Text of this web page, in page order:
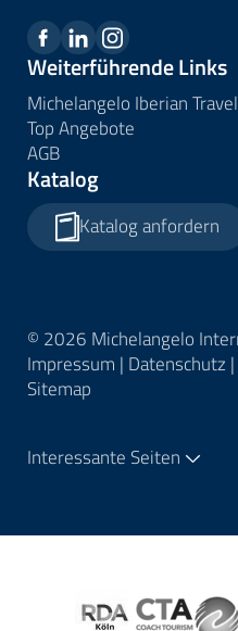
Weiterführende Links
Michelangelo Iberian Travel
Top Angebote
AGB
Katalog
Katalog anfordern
© 2026 Michelangelo
Impressum | Datenschutz |
Sitemap
Interessante Seiten